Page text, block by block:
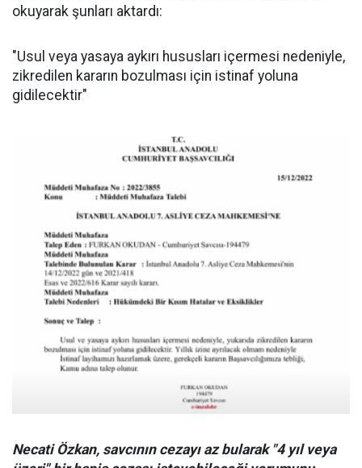
okuyarak şunları aktardı:
"Usul veya yasaya aykırı hususları içermesi nedeniyle,
zikredilen kararın bozulması için istinaf yoluna
gidilecektir"
Necati Özkan, savcının cezayı az bularak "4 yıl veya